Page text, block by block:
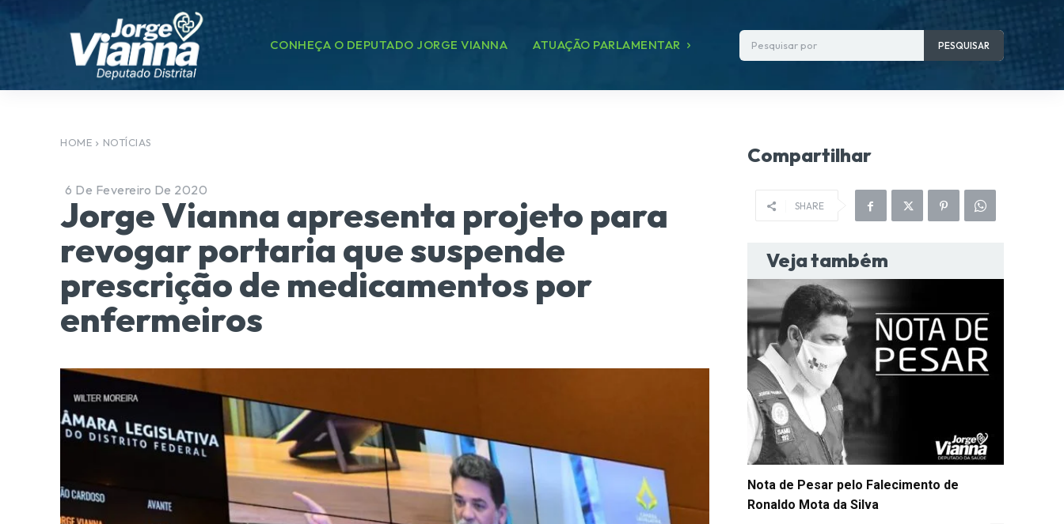
CONHEÇA O DEPUTADO JORGE VIANNA ATUAÇÃO PARLAMENTAR Pesquisar por PESQUISAR
HOME NOTÍCIAS
6 De Fevereiro De 2020
Jorge Vianna apresenta projeto para
revogar portaria que suspende
prescrição de medicamentos por
enfermeiros
Compartilhar
SHARE
Veja também
Nota de Pesar pelo Falecimento de
Ronaldo Mota da Silva